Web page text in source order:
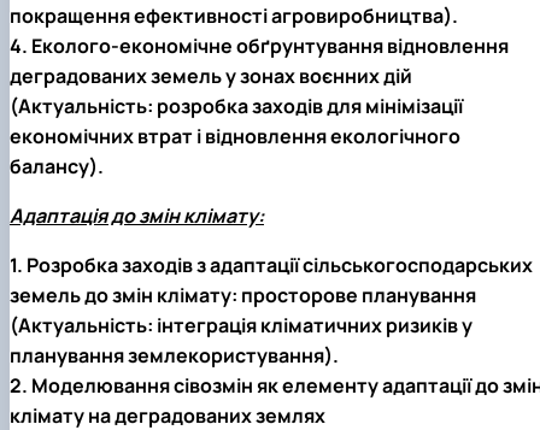
покращення ефективності агровиробництва).
4. Еколого-економічне обґрунтування відновлення
деградованих земель у зонах воєнних дій
(Актуальність: розробка заходів для мінімізації
економічних втрат і відновлення екологічного
балансу).
Адаптація до змін клімату:
1. Розробка заходів з адаптації сільськогосподарських
земель до змін клімату: просторове планування
(Актуальність: інтеграція кліматичних ризиків у
планування землекористування).
2. Моделювання сівозмін як елементу адаптації до
клімату на деградованих землях